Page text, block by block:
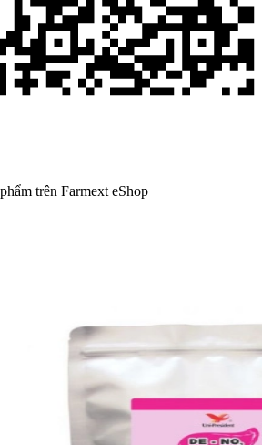
trên Farmext eShop